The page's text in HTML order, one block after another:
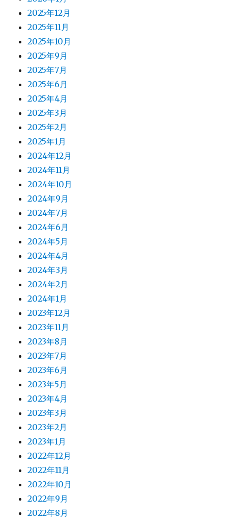
2025年12月
2025年11月
2025年10月
2025年9月
2025年7月
2025年6月
2025年4月
2025年3月
2025年2月
2025年1月
2024年12月
2024年11月
2024年10月
2024年9月
2024年7月
2024年6月
2024年5月
2024年4月
2024年3月
2024年2月
2024年1月
2023年12月
2023年11月
2023年8月
2023年7月
2023年6月
2023年5月
2023年4月
2023年3月
2023年2月
2023年1月
2022年12月
2022年11月
2022年10月
2022年9月
2022年8月